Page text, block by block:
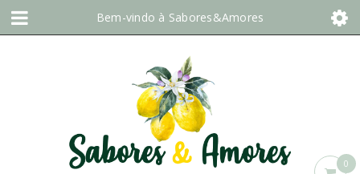
Bem-vindo à Sabores&Amores
0